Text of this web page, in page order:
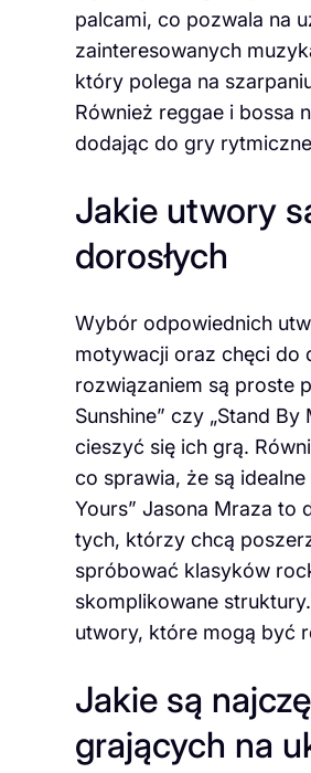
palcami, co pozwala na
zainteresowanych
który polega na
Również reggae i bossa
dodając do gry
Jakie utwory
dorosłych
Wybór odpowiednich
motywacji oraz chęci do
rozwiązaniem są proste
Sunshine” czy „Stand
cieszyć się ich grą.
co sprawia, że są idealne
Yours” Jasona Mraza to
tych, którzy chcą
spróbować klasyków
skomplikowane
utwory, które mogą być
Jakie są
grających na